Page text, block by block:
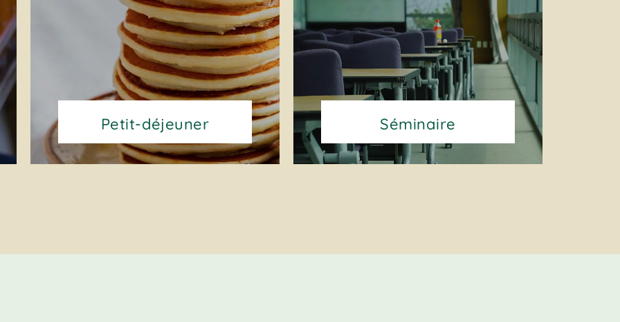
Petit-déjeuner Séminaire